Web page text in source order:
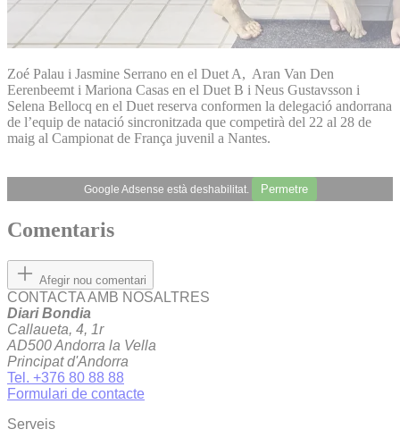
Zoé Palau i Jasmine Serrano en el Duet A, Aran Van Den
Eerenbeemt i Mariona Casas en el Duet B i Neus Gustavsson i
Selena Bellocq en el Duet reserva conformen la delegació andorrana
de l’equip de natació sincronitzada que competirà del 22 al 28 de
maig al Campionat de França juvenil a Nantes.
Google Adsense està deshabilitat. Permetre
Comentaris
Afegir nou comentari
CONTACTA AMB NOSALTRES
Diari Bondia
Callaueta, 4, 1r
AD500 Andorra la Vella
Principat d'Andorra
Tel. +376 80 88 88
Formulari de contacte
Serveis